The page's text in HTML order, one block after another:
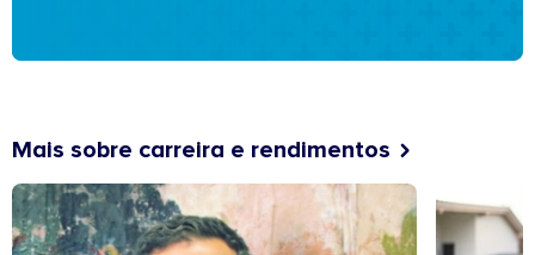
Mais sobre carreira e rendimentos